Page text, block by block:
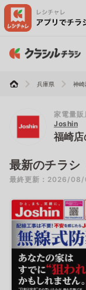
兵庫県 神崎
家電量販
Joshin
福崎
最新のチラシ
最終更新：2026/08/